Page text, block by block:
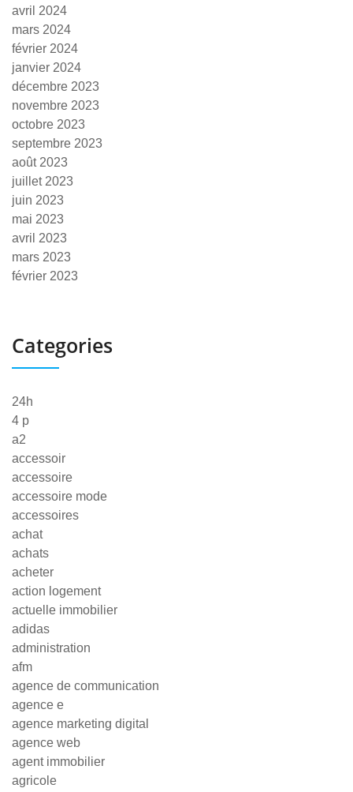
avril 2024
mars 2024
février 2024
janvier 2024
décembre 2023
novembre 2023
octobre 2023
septembre 2023
août 2023
juillet 2023
juin 2023
mai 2023
avril 2023
mars 2023
février 2023
Categories
24h
4 p
a2
accessoir
accessoire
accessoire mode
accessoires
achat
achats
acheter
action logement
actuelle immobilier
adidas
administration
afm
agence de communication
agence e
agence marketing digital
agence web
agent immobilier
agricole